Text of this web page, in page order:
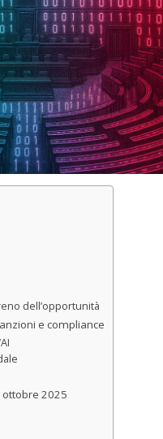
dell’opportunità
e compliance
ottobre 2025